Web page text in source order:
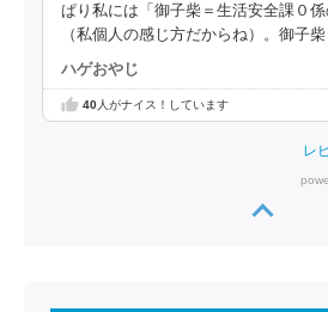
ぱり私には「御子柴＝生活安全課０
（私個人の感じ方だからね）。御子
ハゲおやじ
40人がナイス！しています
レ